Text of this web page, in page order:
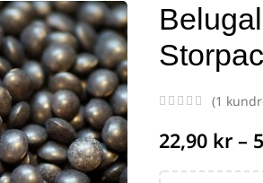
(1
22,90 kr –